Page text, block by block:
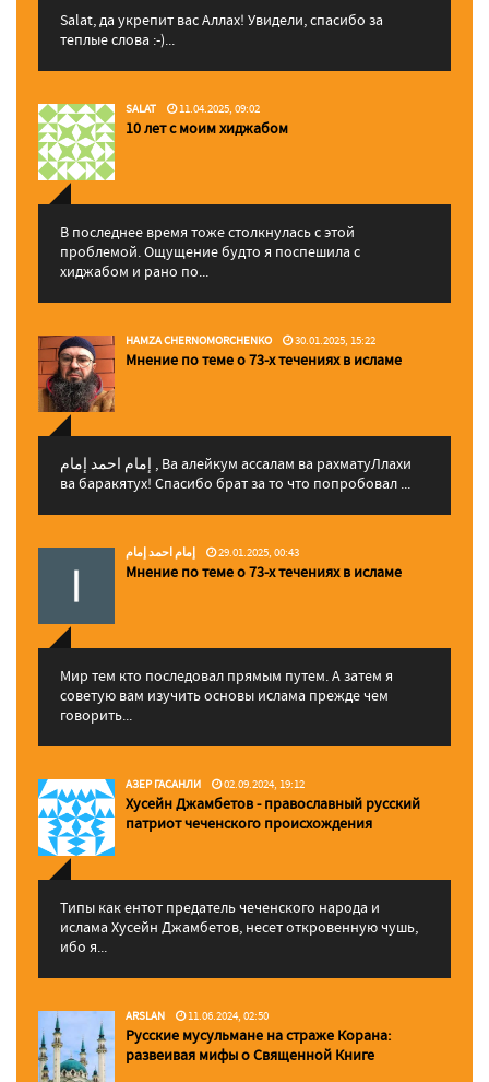
Salat, да укрепит вас Аллаx! Увидели, спасибо за
теплые слова :-)...
SALAT 11.04.2025, 09:02
10 лет с моим хиджабом
В последнее время тоже столкнулась с этой
проблемой. Ощущение будто я поспешила с
хиджабом и рано по...
HAMZA CHERNOMORCHENKO 30.01.2025, 15:22
Мнение по теме о 73-х течениях в исламе
إمام احمد إمام , Ва алейкум ассалам ва рахматуЛлахи
ва баракятух! Спасибо брат за то что попробовал ...
إمام احمد إمام 29.01.2025, 00:43
Мнение по теме о 73-х течениях в исламе
Мир тем кто последовал прямым путем. А затем я
советую вам изучить основы ислама прежде чем
говорить...
АЗЕР ГАСАНЛИ 02.09.2024, 19:12
Хусейн Джамбетов - православный русский
патриот чеченского происхождения
Типы как ентот предатель чеченского народа и
ислама Хусейн Джамбетов, несет откровенную чушь,
ибо я...
ARSLAN 11.06.2024, 02:50
Русские мусульмане на страже Корана:
pазвеивая мифы о Священной Книге